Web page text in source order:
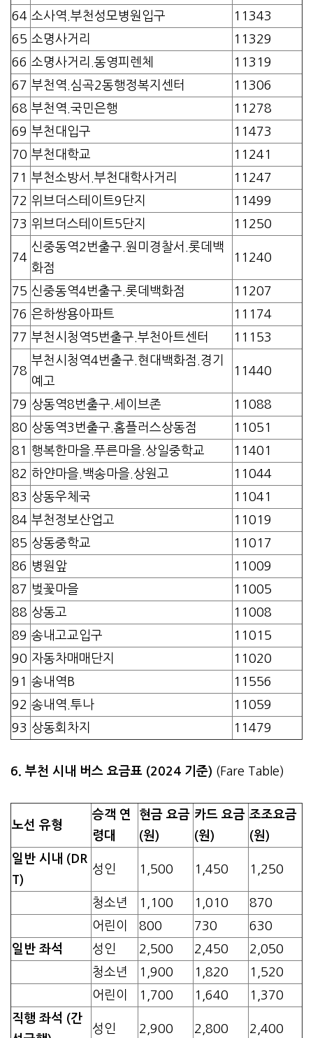
64 소사역.부천성모병원입구
11343
65 소명사거리
11329
66 소명사거리.동영피렌체
11319
67 부천역.심곡2동행정복지센터
11306
68 부천역.국민은행
11278
69 부천대입구
11473
70 부천대학교
11241
71
부천소방서.부천대학사거리
11247
72 위브더스테이트9단지
11499
73 위브더스테이트5단지 11250
74
신중동역2번출구.원미경찰서.롯데백
화점
11240
75 신중동역4번출구.롯데백화점
11207
76 은하쌍용아파트
11174
77 부천시청역5번출구.부천아트센터 11153
78
부천시청역4번출구.현대백화점.경기
예고
11440
79 상동역8번출구.세이브존
11088
80 상동역3번출구.홈플러스상동점
11051
81
행복한마을.푸른마을.상일중학교
11401
82 하얀마을.백송마을.상원고
11044
83 상동우체국
11041
84 부천정보산업고
11019
85 상동중학교
11017
86 병원앞
11009
87 벚꽃마을
11005
88 상동고
11008
89 송내고교입구
11015
90 자동차매매단지
11020
91
송내역B
11556
92 송내역.투나
11059
93 상동회차지 11479
6. 부천 시내 버스 요금표 (2024 기준) (Fare Table)
노선 유형
승객 연
령대
현금 요금
(원)
카드 요금
(원)
조조요금
(원)
일반 시내 (DR
T)
성인 1,500 1,450 1,250
청소년 1,100 1,010
870
어린이
800 730
630
일반 좌석
성인 2,500 2,450
2,050
청소년
1,900 1,820
1,520
어린이
1,700 1,640
1,370
직행 좌석 (간
성인 2,900 2,800 2,400